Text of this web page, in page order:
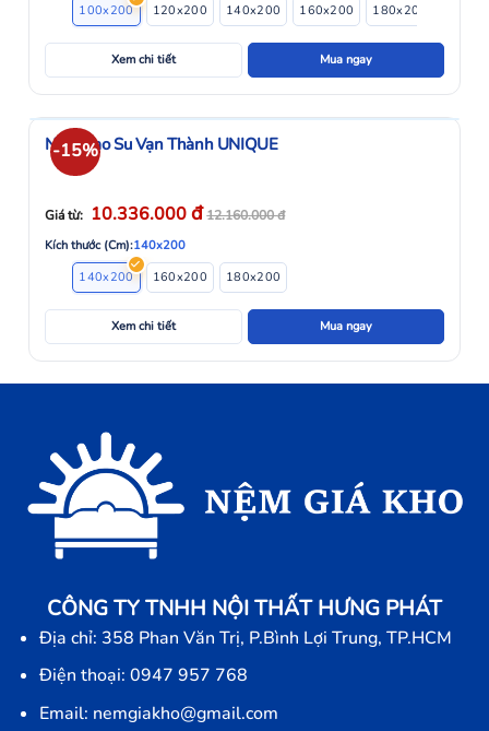
100x200
120x200 140x200 160x200 180x200
Xem chi tiết Mua ngay
-15%
Nệm Cao Su Vạn Thành UNIQUE
Giá từ: 10.336.000đ12.160.000đ
Kích thước (Cm):140x200
140x200
160x200 180x200
Xem chi tiết Mua ngay
CÔNG TY TNHH NỘI THẤT HƯNG PHÁT
Địa chỉ: 358 Phan Văn Trị, P.Bình Lợi Trung, TP.HCM
Điện thoại: 0947 957 768
Email: nemgiakho@gmail.com